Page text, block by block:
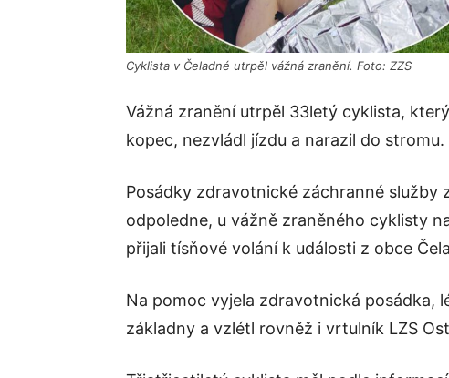
Cyklista v Čeladné utrpěl vážná zranění. Foto: ZZS
Vážná zranění utrpěl 33letý cyklista,
kopec, nezvládl jízdu a narazil do
Posádky zdravotnické záchranné služby
odpoledne, u vážně zraněného cyklisty
přijali tísňové volání k události z obce
Na pomoc vyjela zdravotnická posádka,
základny a vzlétl rovněž i vrtulník LZS